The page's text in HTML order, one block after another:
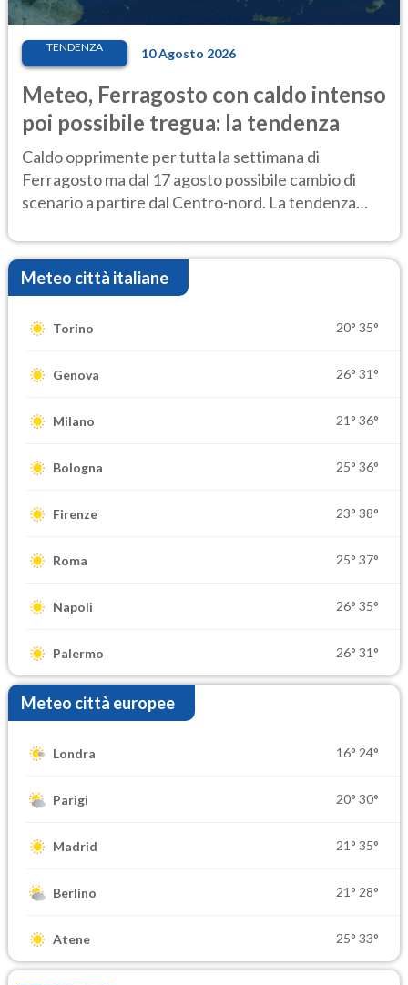
TENDENZA 10 Agosto 2026
Meteo, Ferragosto con caldo intenso
poi possibile tregua: la tendenza
Caldo opprimente per tutta la settimana di
Ferragosto ma dal 17 agosto possibile cambio di
scenario a partire dal Centro-nord. La tendenza
Meteo città italiane
Torino 20° 35°
Genova 26° 31°
Milano 21° 36°
Bologna 25° 36°
Firenze 23° 38°
Roma 25° 37°
Napoli 26° 35°
Palermo 26° 31°
Meteo città europee
Londra 16° 24°
Parigi 20° 30°
Madrid 21° 35°
Berlino 21° 28°
Atene 25° 33°